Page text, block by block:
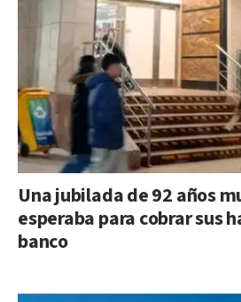
Una jubilada de 92 años
esperaba para cobrar sus
banco